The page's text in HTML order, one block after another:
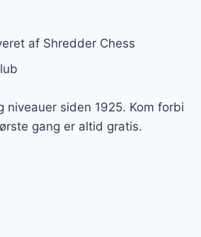
af Shredder Chess
niveauer siden 1925. Kom forbi
gang er altid gratis.